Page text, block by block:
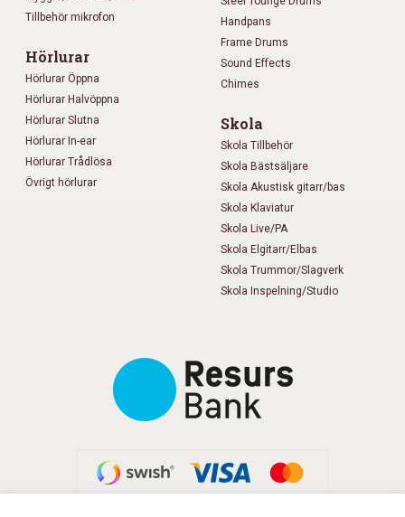
Tillbehör mikrofon
Hörlurar
Hörlurar Öppna
Hörlurar Halvöppna
Hörlurar Slutna
Hörlurar In-ear
Hörlurar Trådlösa
Övrigt hörlurar
Handpans
Frame Drums
Sound Effects
Chimes
Skola
Skola Tillbehör
Skola Bästsäljare
Skola Akustisk gitarr/bas
Skola Klaviatur
Skola Live/PA
Skola Elgitarr/Elbas
Skola Trummor/Slagverk
Skola Inspelning/Studio